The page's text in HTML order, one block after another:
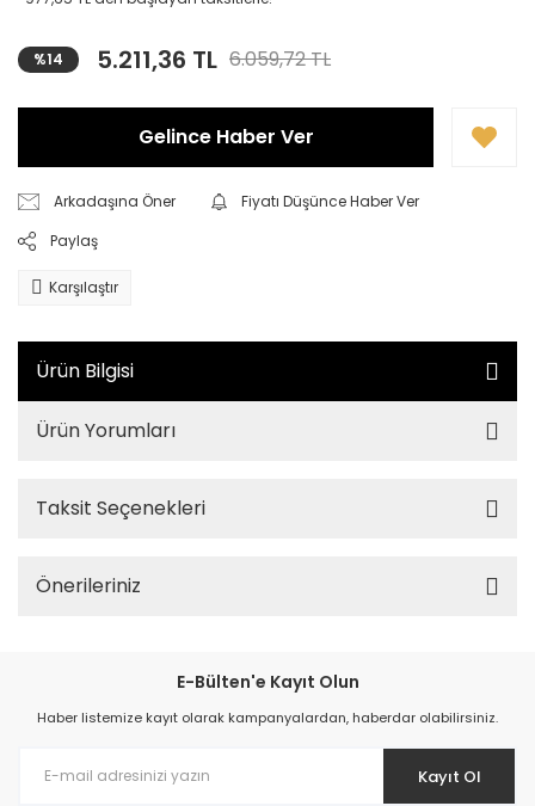
%14 5.211,36 TL 6.059,72 TL
Gelince Haber Ver
Arkadaşına Öner
Fiyatı Düşünce Haber Ver
Paylaş
Karşılaştır
Ürün Bilgisi
Ürün Yorumları
Taksit Seçenekleri
Önerileriniz
E-Bülten'e Kayıt Olun
Haber listemize kayıt olarak kampanyalardan, haberdar olabilirsiniz.
Kayıt Ol